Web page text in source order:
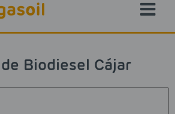
Biodiesel Cájar